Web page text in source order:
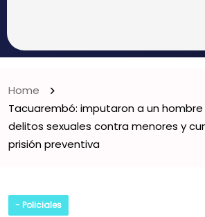
Home
Tacuarembó: imputaron a un
delitos sexuales contra menores y
prisión preventiva
- Policiales